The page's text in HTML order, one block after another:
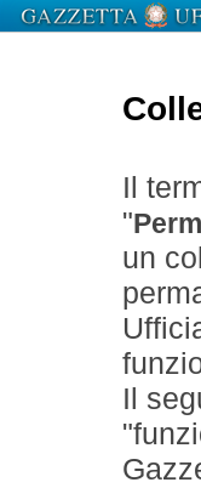
Il
"
un
Il